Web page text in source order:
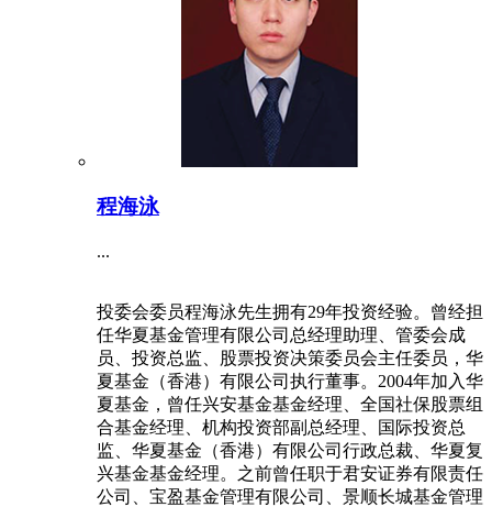
程海泳
...
投委会委员程海泳先生拥有29年投资经验。曾经担
任华夏基金管理有限公司总经理助理、管委会成
员、投资总监、股票投资决策委员会主任委员，华
夏基金（香港）有限公司执行董事。2004年加入华
夏基金，曾任兴安基金基金经理、全国社保股票组
合基金经理、机构投资部副总经理、国际投资总
监、华夏基金（香港）有限公司行政总裁、华夏复
兴基金基金经理。之前曾任职于君安证券有限责任
公司、宝盈基金管理有限公司、景顺长城基金管理